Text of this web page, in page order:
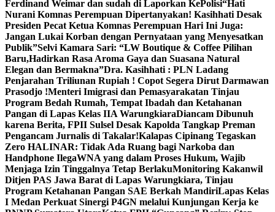
Ferdinand Weimar dan sudah di Laporkan KePolisi“Hati
Nurani Komnas Perempuan Dipertanyakan! Kasihhati Desak
Presiden Pecat Ketua Komnas Perempuan Hari Ini Juga:
Jangan Lukai Korban dengan Pernyataan yang Menyesatkan
Publik”Selvi Kamara Sari: “LW Boutique & Coffee Pilihan
Baru,Hadirkan Rasa Aroma Gaya dan Suasana Natural
Elegan dan Bermakna”Dra. Kasihhati : PLN Ladang
Penjarahan Triliunan Rupiah ! Copot Segera Dirut Darmawan
Prasodjo !Menteri Imigrasi dan Pemasyarakatan Tinjau
Program Bedah Rumah, Tempat Ibadah dan Ketahanan
Pangan di Lapas Kelas IIA WarungkiaraDiancam Dibunuh
karena Berita, FPII Sulsel Desak Kapolda Tangkap Preman
Pengancam Jurnalis di Takalar!Kalapas Cipinang Tegaskan
Zero HALINAR: Tidak Ada Ruang bagi Narkoba dan
Handphone IlegaWNA yang dalam Proses Hukum, Wajib
Menjaga Izin Tinggalnya Tetap BerlakuMonitoring Kakanwil
Ditjen PAS Jawa Barat di Lapas Warungkiara, Tinjau
Program Ketahanan Pangan SAE Berkah MandiriLapas Kelas
I Medan Perkuat Sinergi P4GN melalui Kunjungan Kerja ke